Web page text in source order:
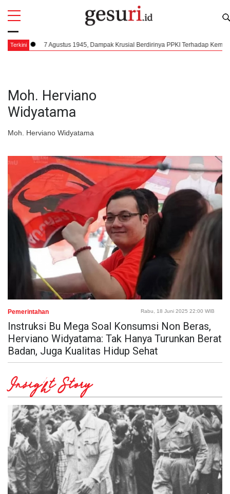
Terkini7 Agustus 1945, Dampak Krusial Berdirinya PPKI Terhadap
Moh. Herviano
Widyatama
Moh. Herviano Widyatama
All
Pemerintahan Rabu, 18 Juni 2025 22:00 WIB
Instruksi Bu Mega Soal Konsumsi Non Beras,
Herviano Widyatama: Tak Hanya Turunkan Berat
Badan, Juga Kualitas Hidup Sehat
Insight Story